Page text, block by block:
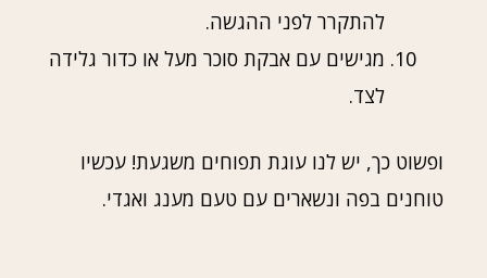
להתקרר לפני ההגשה.
מגישים עם אבקת סוכר מעל או כדור גלידה
לצד.
ופשוט כך, יש לנו עוגת תפוחים משגעת! עכשיו
טוחנים בפה ונשארים עם טעם מענג ואגדי.